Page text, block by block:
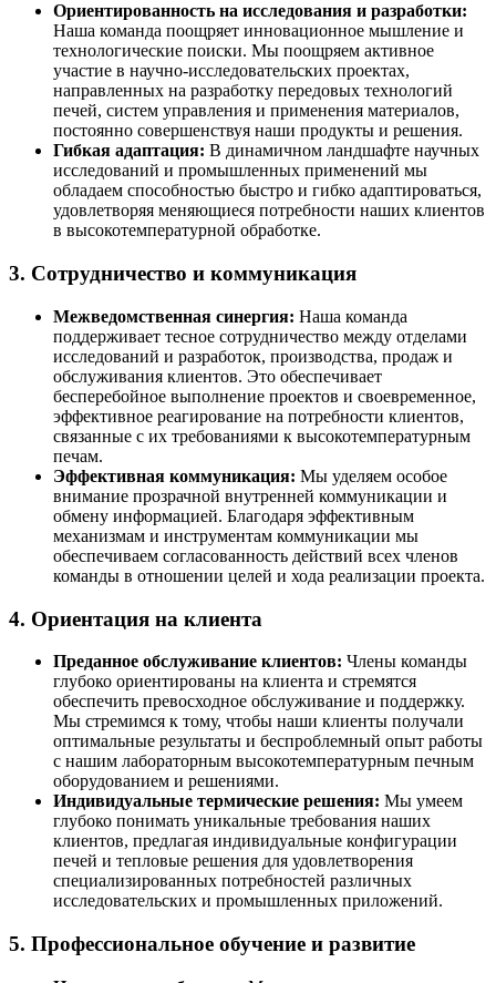
Ориентированность на исследования и разработки:
Наша команда поощряет инновационное мышление и
технологические поиски. Мы поощряем активное
участие в научно-исследовательских проектах,
направленных на разработку передовых технологий
печей, систем управления и применения материалов,
постоянно совершенствуя наши продукты и решения.
Гибкая адаптация: В динамичном ландшафте научных
исследований и промышленных применений мы
обладаем способностью быстро и гибко адаптироваться,
удовлетворяя меняющиеся потребности наших клиентов
в высокотемпературной обработке.
3. Сотрудничество и коммуникация
Межведомственная синергия: Наша команда
поддерживает тесное сотрудничество между отделами
исследований и разработок, производства, продаж и
обслуживания клиентов. Это обеспечивает
бесперебойное выполнение проектов и своевременное,
эффективное реагирование на потребности клиентов,
связанные с их требованиями к высокотемпературным
печам.
Эффективная коммуникация: Мы уделяем особое
внимание прозрачной внутренней коммуникации и
обмену информацией. Благодаря эффективным
механизмам и инструментам коммуникации мы
обеспечиваем согласованность действий всех членов
команды в отношении целей и хода реализации проекта.
4. Ориентация на клиента
Преданное обслуживание клиентов: Члены команды
глубоко ориентированы на клиента и стремятся
обеспечить превосходное обслуживание и поддержку.
Мы стремимся к тому, чтобы наши клиенты получали
оптимальные результаты и беспроблемный опыт работы
с нашим лабораторным высокотемпературным печным
оборудованием и решениями.
Индивидуальные термические решения: Мы умеем
глубоко понимать уникальные требования наших
клиентов, предлагая индивидуальные конфигурации
печей и тепловые решения для удовлетворения
специализированных потребностей различных
исследовательских и промышленных приложений.
5. Профессиональное обучение и развитие